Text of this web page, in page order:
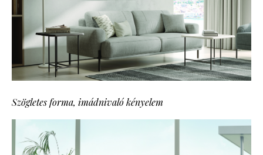
Szögletes forma, imádnivaló kényelem